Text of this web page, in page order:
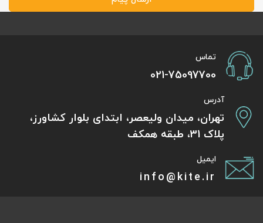
تماس
021-75097700
آدرس
تهران، میدان ولیعصر، ابتدای بلوار کشاورز،
پلاک 31، طبقه همکف
ایمیل
info@kite.ir